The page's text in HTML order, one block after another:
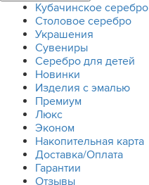
Кубачинское серебро
Столовое серебро
Украшения
Сувениры
Серебро для детей
Новинки
Изделия с эмалью
Премиум
Люкс
Эконом
Накопительная карта
Доставка/Оплата
Гарантии
Отзывы